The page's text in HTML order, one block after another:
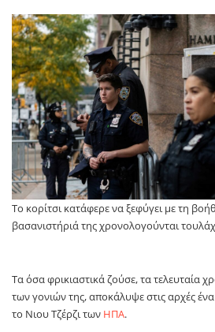
Το κορίτσι κατάφερε να ξεφύγει με τη
βασανιστήριά της χρονολογούνται
Τα όσα φρικιαστικά ζούσε, τα τελευταία
των γονιών της, αποκάλυψε στις αρχές
το Νιου Τζέρζι των ΗΠΑ.